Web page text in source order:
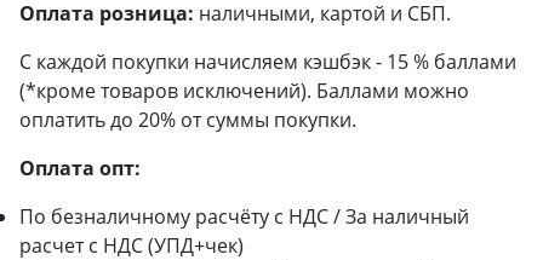
Оплата розница: наличными, картой и СБП.
С каждой покупки начисляем кэшбэк - 15 % баллами
(*кроме товаров исключений). Баллами можно
оплатить до 20% от суммы покупки.
Оплата опт:
По безналичному расчёту с НДС / За наличный
расчет с НДС (УПД+чек)